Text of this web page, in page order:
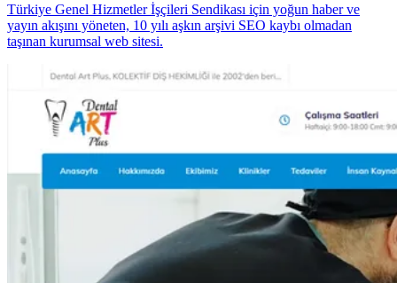
Türkiye Genel Hizmetler İşçileri Sendikası için yoğun haber ve
yayın akışını yöneten, 10 yılı aşkın arşivi SEO kaybı olmadan
taşınan kurumsal web sitesi.